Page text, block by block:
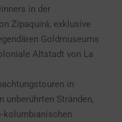
in der
Zipaquirá, exklusive
Goldmuseums
Altstadt von La
in
unberührten Stränden,
kolumbianischen